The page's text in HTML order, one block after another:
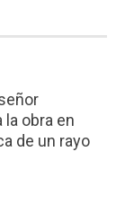
obra en
de un rayo